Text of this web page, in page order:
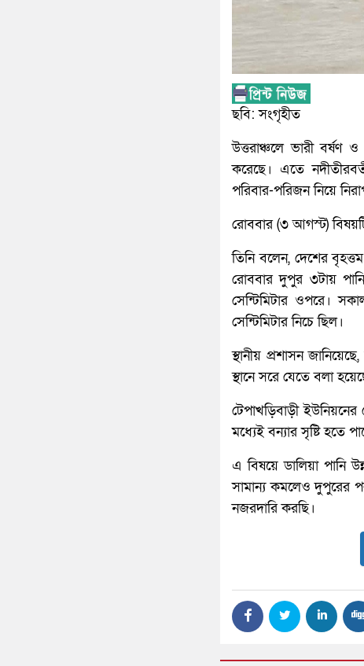
ছবি: সংগৃহীত
উত্তরাঞ্চলে ভারী
করেছে। এতে
পরিবার-পরিজন নিয়ে
রোববার (৩ আগস্ট)
তিনি বলেন, দেশের
রোববার দুপুর ৩টায়
সেন্টিমিটার ওপরে।
সেন্টিমিটার নিচে ছিল।
স্থানীয় প্রশাসন
স্থানে সরে যেতে বলা
টেপাখড়িবাড়ী
মধ্যেই বন্যার সৃষ্টি হতে
এ বিষয়ে ডালিয়া পানি
সামান্য কমলেও দুপুরের পর
নজরদারি করছি।